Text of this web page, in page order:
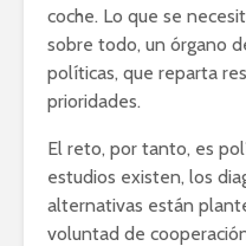
coche. Lo que se
sobre todo, un órgano
políticas, que reparta
prioridades.
El reto, por tanto, es
estudios existen, los
alternativas están
voluntad de